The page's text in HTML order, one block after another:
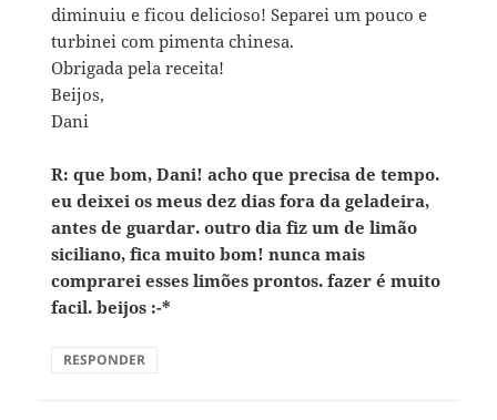
diminuiu e ficou delicioso! Separei um pouco e
turbinei com pimenta chinesa.
Obrigada pela receita!
Beijos,
Dani
R: que bom, Dani! acho que precisa de tempo.
eu deixei os meus dez dias fora da geladeira,
antes de guardar. outro dia fiz um de limão
siciliano, fica muito bom! nunca mais
comprarei esses limões prontos. fazer é muito
facil. beijos :-*
RESPONDER